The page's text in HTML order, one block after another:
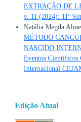
EXTRAÇÃO DE
v. 11 (2024): 11º
Natália Megda
MÉTODO
NASCIDO
Eventos Científicos
Internacional
Edição Atual